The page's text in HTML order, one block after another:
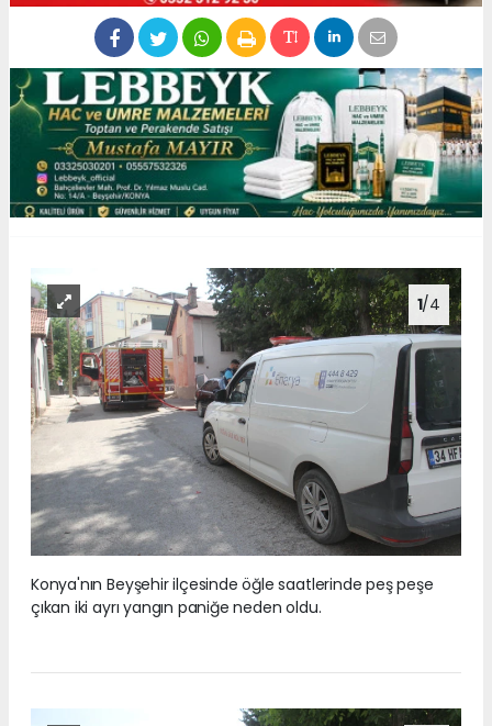
1/4
Konya'nın Beyşehir ilçesinde öğle saatlerinde peş peşe
çıkan iki ayrı yangın paniğe neden oldu.